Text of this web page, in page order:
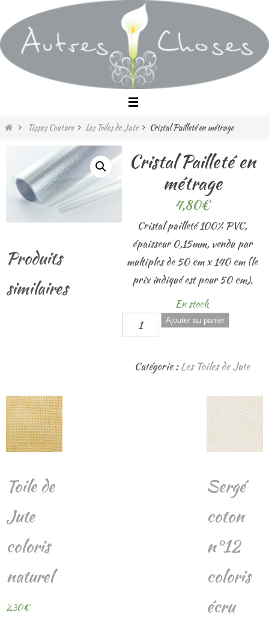
vers
le
contenu
HomeTissus Couture Les Toiles de Jute Cristal Pailleté en métrage
Cristal Pailleté en
métrage
4,80€
Cristal pailleté 100% PVC,
épaisseur 0,15mm, vendu par
multiples de 50 cm x 140 cm (le
prix indiqué est pour 50 cm).
En stock
quantité
de
Pailleté
Ajouter au panier
Catégorie :Les Toiles de Jute
Produits
similaires
Toile de
Jute
coloris
naturel
2,30€
Sergé
coton
n°12
coloris
écru